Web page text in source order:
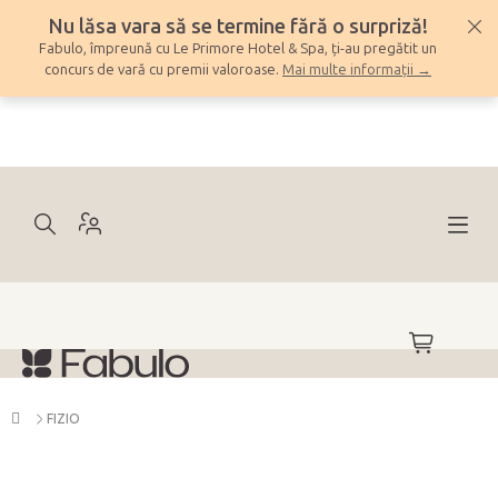
conținut
Nu lăsa vara să se termine fără o surpriză!
Fabulo, împreună cu Le Primore Hotel & Spa, ți-au pregătit un
concurs de vară cu premii valoroase. Mai multe informații →
COŞ
DE
AcasăFIZIO